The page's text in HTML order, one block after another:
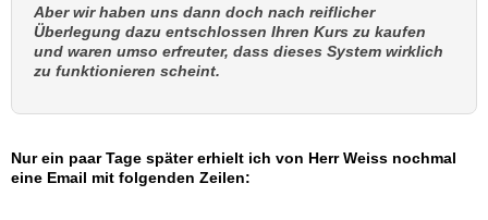
Aber wir haben uns dann doch nach reiflicher
Überlegung dazu entschlossen Ihren Kurs zu kaufen
und waren umso erfreuter, dass dieses System wirklich
zu funktionieren scheint.
Nur ein paar Tage später erhielt ich von Herr Weiss nochmal
eine Email mit folgenden Zeilen: